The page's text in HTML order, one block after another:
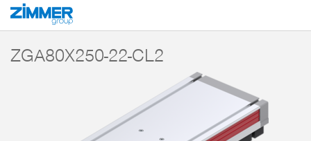
Start Produkte
ZGA80X250-22-CL2